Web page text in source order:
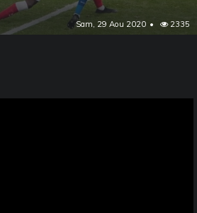
Sam, 29 Aou 2020 2335